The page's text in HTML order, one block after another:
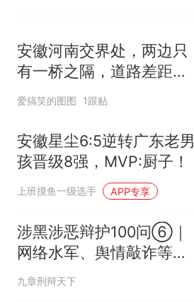
安徽河南交界处，两边只
有一桥之隔，道路差距没
对比就没伤害！
爱搞笑的图图 1跟贴
安徽星尘6:5逆转广东老男
孩晋级8强，MVP:厨子！
上班摸鱼一级选手 APP专享
涉黑涉恶辩护100问⑥｜
网络水军、舆情敲诈等，
能否认定恶势力
九章刑辩天下